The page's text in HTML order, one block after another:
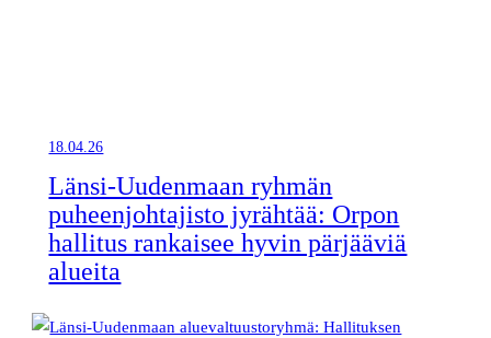
18.04.26
Länsi-Uudenmaan ryhmän
puheenjohtajisto jyrähtää: Orpon
hallitus rankaisee hyvin pärjääviä
alueita